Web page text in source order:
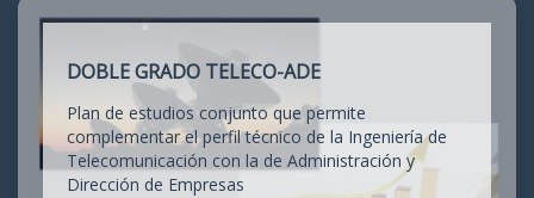
DOBLE GRADO TELECO-ADE
Plan de estudios conjunto que permite
complementar el perfil técnico de la Ingeniería de
Telecomunicación con la de Administración y
Dirección de Empresas